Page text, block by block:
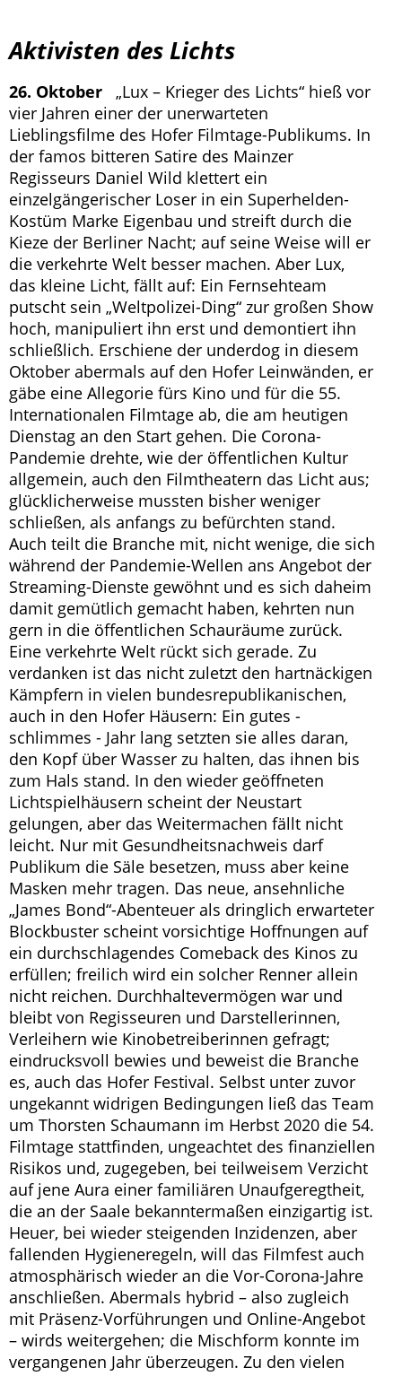
Aktivisten des Lichts
26. Oktober „Lux – Krieger des Lichts“ hieß vor
vier Jahren einer der unerwarteten
Lieblingsfilme des Hofer Filmtage-Publikums. In
der famos bitteren Satire des Mainzer
Regisseurs Daniel Wild klettert ein
einzelgängerischer Loser in ein Superhelden-
Kostüm Marke Eigenbau und streift durch die
Kieze der Berliner Nacht; auf seine Weise will er
die verkehrte Welt besser machen. Aber Lux,
das kleine Licht, fällt auf: Ein Fernsehteam
putscht sein „Weltpolizei-Ding“ zur großen Show
hoch, manipuliert ihn erst und demontiert ihn
schließlich. Erschiene der underdog in diesem
Oktober abermals auf den Hofer Leinwänden, er
gäbe eine Allegorie fürs Kino und für die 55.
Internationalen Filmtage ab, die am heutigen
Dienstag an den Start gehen. Die Corona-
Pandemie drehte, wie der öffentlichen Kultur
allgemein, auch den Filmtheatern das Licht aus;
glücklicherweise mussten bisher weniger
schließen, als anfangs zu befürchten stand.
Auch teilt die Branche mit, nicht wenige, die sich
während der Pandemie-Wellen ans Angebot der
Streaming-Dienste gewöhnt und es sich daheim
damit gemütlich gemacht haben, kehrten nun
gern in die öffentlichen Schauräume zurück.
Eine verkehrte Welt rückt sich gerade. Zu
verdanken ist das nicht zuletzt den hartnäckigen
Kämpfern in vielen bundesrepublikanischen,
auch in den Hofer Häusern: Ein gutes -
schlimmes - Jahr lang setzten sie alles daran,
den Kopf über Wasser zu halten, das ihnen bis
zum Hals stand. In den wieder geöffneten
Lichtspielhäusern scheint der Neustart
gelungen, aber das Weitermachen fällt nicht
leicht. Nur mit Gesundheitsnachweis darf
Publikum die Säle besetzen, muss aber keine
Masken mehr tragen. Das neue, ansehnliche
„James Bond“-Abenteuer als dringlich erwarteter
Blockbuster scheint vorsichtige Hoffnungen auf
ein durchschlagendes Comeback des Kinos zu
erfüllen; freilich wird ein solcher Renner allein
nicht reichen. Durchhaltevermögen war und
bleibt von Regisseuren und Darstellerinnen,
Verleihern wie Kinobetreiberinnen gefragt;
eindrucksvoll bewies und beweist die Branche
es, auch das Hofer Festival. Selbst unter zuvor
ungekannt widrigen Bedingungen ließ das Team
um Thorsten Schaumann im Herbst 2020 die 54.
Filmtage stattfinden, ungeachtet des finanziellen
Risikos und, zugegeben, bei teilweisem Verzicht
auf jene Aura einer familiären Unaufgeregtheit,
die an der Saale bekanntermaßen einzigartig ist.
Heuer, bei wieder steigenden Inzidenzen, aber
fallenden Hygieneregeln, will das Filmfest auch
atmosphärisch wieder an die Vor-Corona-Jahre
anschließen. Abermals hybrid – also zugleich
mit Präsenz-Vorführungen und Online-Angebot
– wirds weitergehen; die Mischform konnte im
vergangenen Jahr überzeugen. Zu den vielen